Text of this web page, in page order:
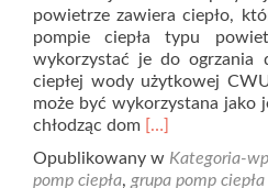
powietrze zawiera ciepło,
pompie ciepła typu
wykorzystać je do ogrzania
ciepłej wody użytkowej
może być wykorzystana jako
chłodząc dom Read
about
[…]
Opublikowany w Kategoria-
pomp ciepła, grupa pomp